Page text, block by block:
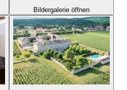
Bildergalerie öffnen